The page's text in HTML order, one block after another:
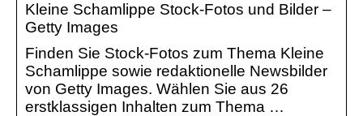
Kleine Schamlippe Stock-Fotos und Bilder –
Getty Images
Finden Sie Stock-Fotos zum Thema Kleine
Schamlippe sowie redaktionelle Newsbilder
von Getty Images. Wählen Sie aus 26
erstklassigen Inhalten zum Thema …